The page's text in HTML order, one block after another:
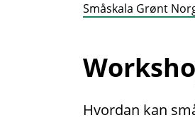
Småskala Grønt
Hvordan kan